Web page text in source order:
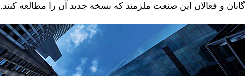
و فعالان این صنعت ملزمند که نسخه جدید آن را مطالعه کنند.